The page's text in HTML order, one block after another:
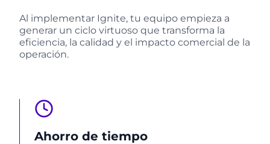
Al implementar Ignite, tu equipo empieza a
generar un ciclo virtuoso que transforma la
eficiencia, la calidad y el impacto comercial de la
operación.
Ahorro de tiempo